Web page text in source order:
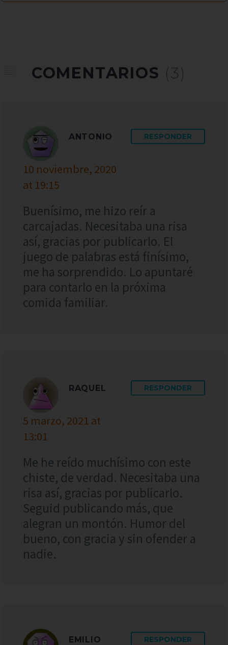
COMENTARIOS (3)
ANTONIO
10 noviembre, 2020
at 19:15
RESPONDER
Buenísimo, me hizo reír a
carcajadas. Necesitaba una risa
así, gracias por publicarlo. El
juego de palabras está finísimo,
me ha sorprendido. Lo apuntaré
para contarlo en la próxima
comida familiar.
RAQUEL
5 marzo, 2021 at
13:01
RESPONDER
Me he reído muchísimo con este
chiste, de verdad. Necesitaba una
risa así, gracias por publicarlo.
Seguid publicando más, que
alegran un montón. Humor del
bueno, con gracia y sin ofender a
nadie.
EMILIO
RESPONDER